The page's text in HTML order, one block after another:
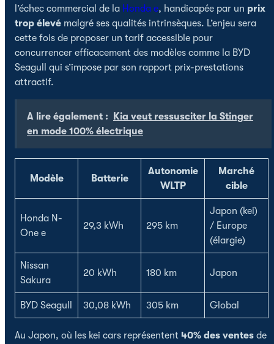
l’échec commercial de la Honda e, handicapée par un prix
trop élevé malgré ses qualités intrinsèques. L’enjeu sera
cette fois de proposer un tarif accessible pour
concurrencer efficacement des modèles comme la BYD
Seagull qui s’impose par son rapport prix-prestations
attractif.
A lire également :
Kia veut ressusciter la Stinger
en mode 100% électrique
Modèle Batterie
Autonomie
WLTP
Marché
cible
Honda N-
One e
29,3 kWh 295 km
Japon (kei)
/ Europe
(élargie)
Nissan
Sakura
20 kWh 180 km Japon
BYD Seagull 30,08 kWh 305 km Global
Au Japon, où les kei cars représentent 40% des ventes de